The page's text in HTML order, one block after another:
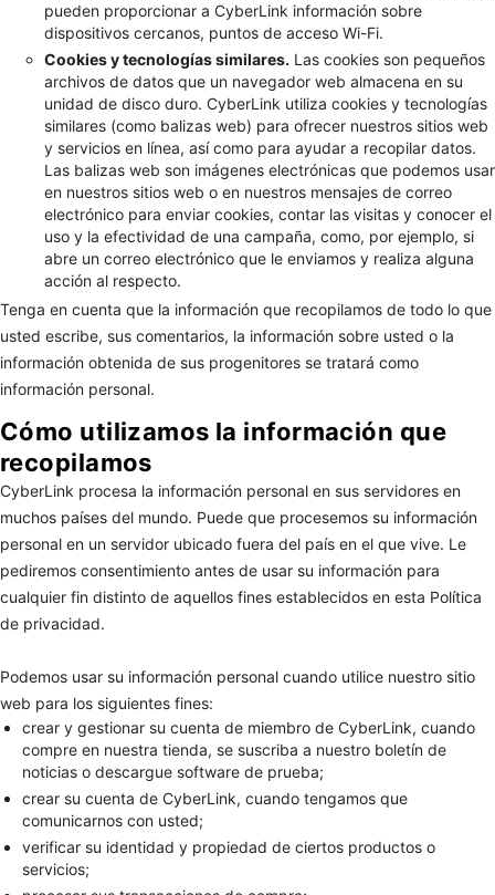
pueden proporcionar a CyberLink información sobre
dispositivos cercanos, puntos de acceso Wi-Fi.
Cookies y tecnologías similares. Las cookies son pequeños
archivos de datos que un navegador web almacena en su
unidad de disco duro. CyberLink utiliza cookies y tecnologías
similares (como balizas web) para ofrecer nuestros sitios web
y servicios en línea, así como para ayudar a recopilar datos.
Las balizas web son imágenes electrónicas que podemos usar
en nuestros sitios web o en nuestros mensajes de correo
electrónico para enviar cookies, contar las visitas y conocer el
uso y la efectividad de una campaña, como, por ejemplo, si
abre un correo electrónico que le enviamos y realiza alguna
acción al respecto.
Tenga en cuenta que la información que recopilamos de todo lo que
usted escribe, sus comentarios, la información sobre usted o la
información obtenida de sus progenitores se tratará como
información personal.
Cómo utilizamos la información que
recopilamos
CyberLink procesa la información personal en sus servidores en
muchos países del mundo. Puede que procesemos su información
personal en un servidor ubicado fuera del país en el que vive. Le
pediremos consentimiento antes de usar su información para
cualquier fin distinto de aquellos fines establecidos en esta Política
de privacidad.
Podemos usar su información personal cuando utilice nuestro sitio
web para los siguientes fines:
crear y gestionar su cuenta de miembro de CyberLink, cuando
compre en nuestra tienda, se suscriba a nuestro boletín de
noticias o descargue software de prueba;
crear su cuenta de CyberLink, cuando tengamos que
comunicarnos con usted;
verificar su identidad y propiedad de ciertos productos o
servicios;